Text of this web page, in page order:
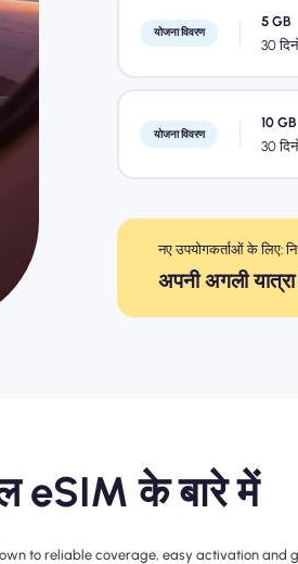
योजना विवरण
5 GB
30
योजना विवरण
10 GB
30
नए उपयोगकर्ताओं के लिए:
अपनी अगली
eSIM के बारे में
down to reliable coverage, easy activation